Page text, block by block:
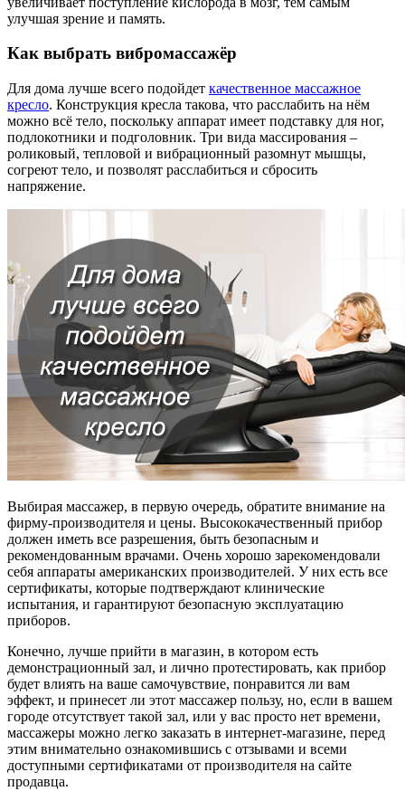
улучшая зрение и память.
Как выбрать вибромассажёр
Для дома лучше всего подойдет качественное массажное
кресло. Конструкция кресла такова, что расслабить на нём
можно всё тело, поскольку аппарат имеет подставку для ног,
подлокотники и подголовник. Три вида массирования –
роликовый, тепловой и вибрационный разомнут мышцы,
согреют тело, и позволят расслабиться и сбросить
напряжение.
Выбирая массажер, в первую очередь, обратите внимание на
фирму-производителя и цены. Высококачественный прибор
должен иметь все разрешения, быть безопасным и
рекомендованным врачами. Очень хорошо зарекомендовали
себя аппараты американских производителей. У них есть все
сертификаты, которые подтверждают клинические
испытания, и гарантируют безопасную эксплуатацию
приборов.
Конечно, лучше прийти в магазин, в котором есть
демонстрационный зал, и лично протестировать, как прибор
будет влиять на ваше самочувствие, понравится ли вам
эффект, и принесет ли этот массажер пользу, но, если в вашем
городе отсутствует такой зал, или у вас просто нет времени,
массажеры можно легко заказать в интернет-магазине, перед
этим внимательно ознакомившись с отзывами и всеми
доступными сертификатами от производителя на сайте
продавца.